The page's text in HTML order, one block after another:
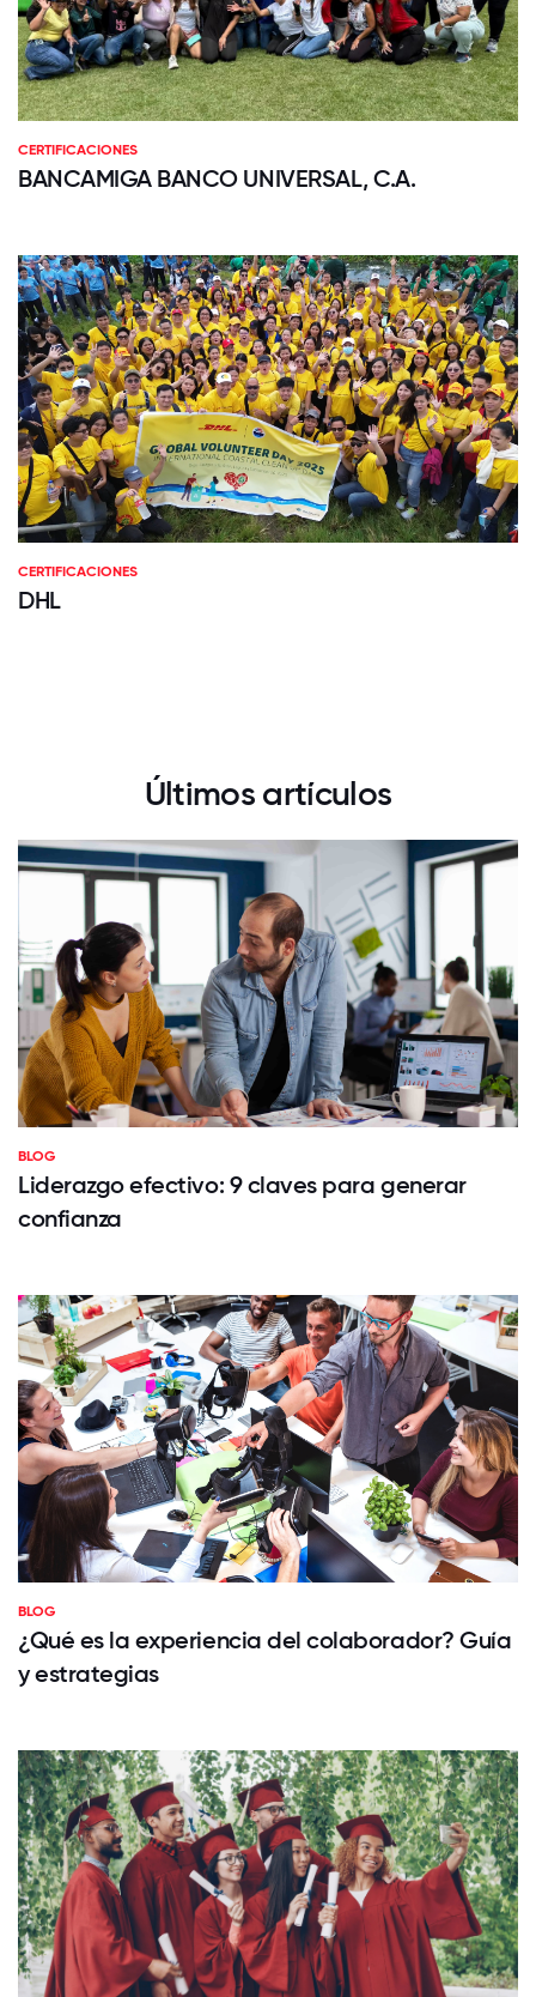
CERTIFICACIONES
BANCAMIGA BANCO UNIVERSAL, C.A.
CERTIFICACIONES
DHL
Últimos artículos
BLOG
Liderazgo efectivo: 9 claves para generar
confianza
BLOG
¿Qué es la experiencia del colaborador? Guía
y estrategias